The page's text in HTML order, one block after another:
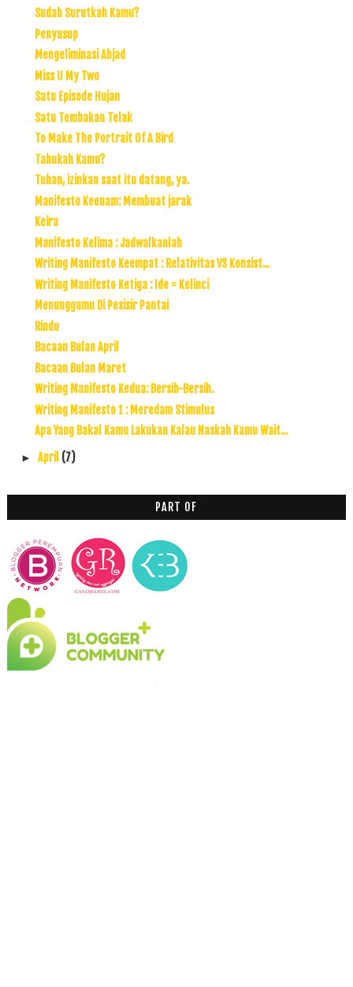
Sudah Surutkah Kamu?
Penyusup
Mengeliminasi Abjad
Miss U My Two
Satu Episode Hujan
Satu Tembakan Telak
To Make The Portrait Of A Bird
Tahukah Kamu?
Tuhan, izinkan saat itu datang, ya.
Manifesto Keenam: Membuat jarak
Keira
Manifesto Kelima : Jadwalkanlah
Writing Manifesto Keempat : Relativitas VS Konsist...
Writing Manifesto Ketiga : Ide = Kelinci
Menunggumu Di Pesisir Pantai
Rindu
Bacaan Bulan April
Bacaan Bulan Maret
Writing Manifesto Kedua: Bersih-Bersih.
Writing Manifesto 1 : Meredam Stimulus
Apa Yang Bakal Kamu Lakukan Kalau Naskah Kamu Wait...
► April (7)
PART OF